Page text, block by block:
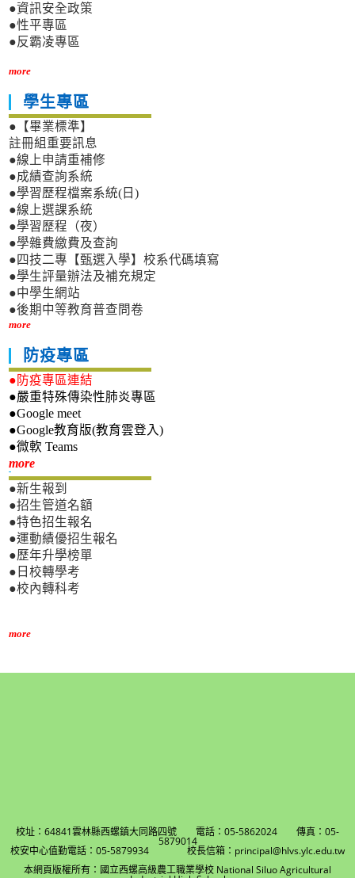
●資訊安全政策
●性平專區
●反霸凌專區
more
學生專區
●【畢業標準】
註冊組重要訊息
●線上申請重補修
●成績查詢系統
●學習歷程檔案系統(日)
●線上選課系統
●學習歷程（夜）
●學雜費繳費及查詢
●四技二專【甄選入學】校系代碼填寫
●學生評量辦法及補充規定
●中學生網站
●後期中等教育普查問卷
more
防疫專區
●防疫專區連結
●嚴重特殊傳染性肺炎專區
●Google meet
●Google教育版(教育雲登入)
●微軟 Teams
more新生專區
●新生報到
●招生管道名額
●特色招生報名
●運動績優招生報名
●歷年升學榜單
●日校轉學考
●校內轉科考
more
校址：64841雲林縣西螺鎮大同路四號 電話：05-5862024 傳真：05-
5879014
校安中心值勤電話：05-5879934 校長信箱：principal@hlvs.ylc.edu.tw
本網頁版權所有：國立西螺高級農工職業學校 National Siluo Agricultural